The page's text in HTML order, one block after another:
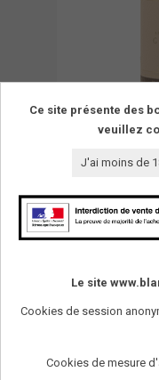
Ce site présente des
veuillez
J'ai moins de
Le site
Cookies de session
Cookies de mesure